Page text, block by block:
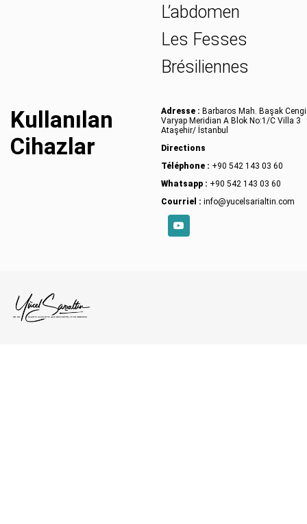
L’abdomen
Les Fesses
Brésiliennes
Kullanılan
Cihazlar
Adresse : Barbaros Mah. Başak
Varyap Meridian A Blok No:1/C Villa 3
Ataşehir/ İstanbul
Directions
Téléphone : +90 542 143 03 60
Whatsapp : +90 542 143 03 60
Courriel : info@yucelsarialtin.com
YouTube